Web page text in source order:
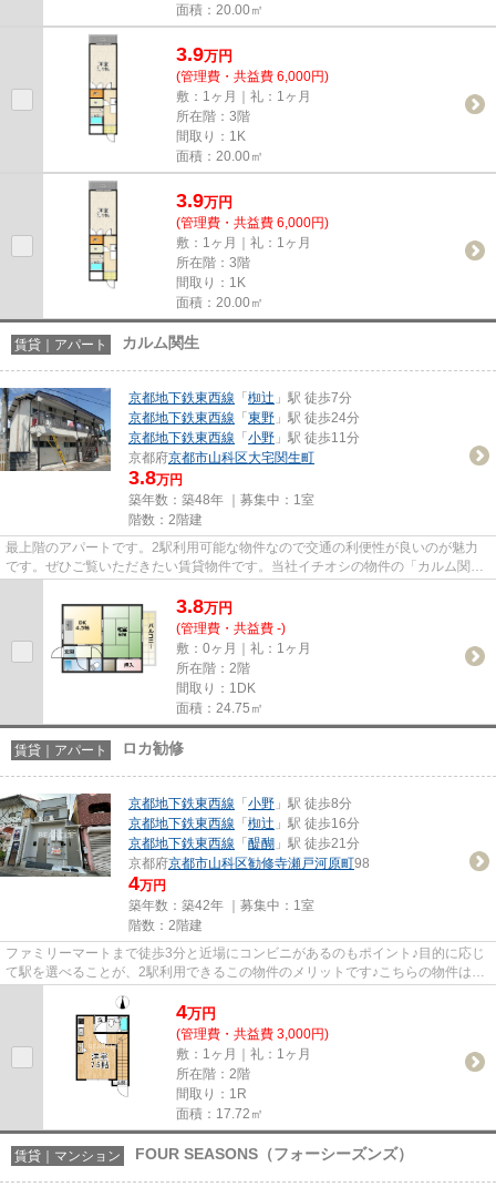
面積：20.00㎡
3.9万円
(管理費・共益費 6,000円)
敷：1ヶ月｜礼：1ヶ月
所在階：3階
間取り：1K
面積：20.00㎡
3.9万円
(管理費・共益費 6,000円)
敷：1ヶ月｜礼：1ヶ月
所在階：3階
間取り：1K
面積：20.00㎡
賃貸｜アパート カルム関生
京都地下鉄東西線 「 椥辻 」駅 徒歩7分
京都地下鉄東西線 「 東野 」駅 徒歩24分
京都地下鉄東西線 「 小野 」駅 徒歩11分
京都府京都市山科区大宅関生町
3.8万円
築年数：築48年 ｜募集中： 1室
階数：2階建
最上階のアパートです。2駅利用可能な物件なので交通の利便性が良いのが魅力
です。ぜひご覧いただきたい賃貸物件です。当社イチオシの物件の「カルム関
3.8万円
(管理費・共益費 -)
敷：0ヶ月｜礼：1ヶ月
所在階：2階
間取り：1DK
面積：24.75㎡
賃貸｜アパート ロカ勧修
京都地下鉄東西線 「 小野 」駅 徒歩8分
京都地下鉄東西線 「 椥辻 」駅 徒歩16分
京都地下鉄東西線 「 醍醐 」駅 徒歩21分
京都府京都市山科区勧修寺瀬戸河原町98
4万円
築年数：築42年 ｜募集中： 1室
階数：2階建
ファミリーマートまで徒歩3分と近場にコンビニがあるのもポイント♪目的に応じ
て駅を選べることが、2駅利用できるこの物件のメリットです♪こちらの物件はア
4万円
(管理費・共益費 3,000円)
敷：1ヶ月｜礼：1ヶ月
所在階：2階
間取り：1R
面積：17.72㎡
賃貸｜マンション FOUR SEASONS（フォーシーズンズ）